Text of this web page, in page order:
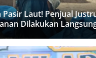
Pasir Laut! Penjual
Dilakukan